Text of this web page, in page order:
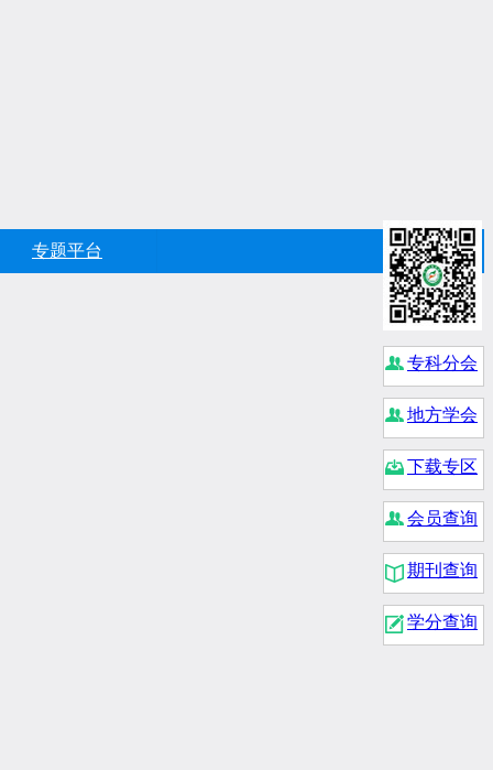
专题平台
专科分会
地方学会
下载专区
会员查询
期刊查询
学分查询